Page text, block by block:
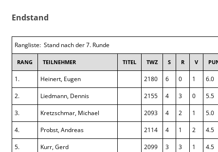
Endstand
Rangliste: Stand nach der 7. Runde
RANG TEILNEHMER TITEL TWZ S R V
1. Heinert, Eugen 2180 6 0 1 6.0
2. Liedmann, Dennis 2155 4 3 0 5.5
3. Kretzschmar, Michael 2093 4 2 1 5.0
4. Probst, Andreas 2114 4 1 2 4.5
5. Kurr, Gerd 2099 3 3 1 4.5